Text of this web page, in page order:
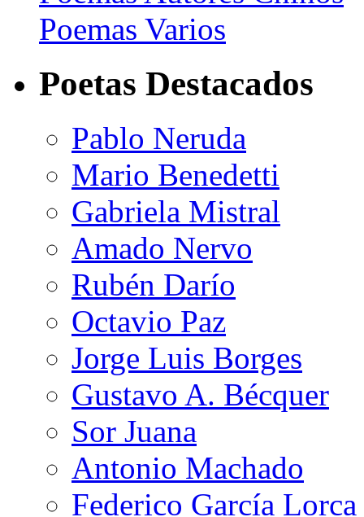
Poemas Varios
Poetas Destacados
Pablo Neruda
Mario Benedetti
Gabriela Mistral
Amado Nervo
Rubén Darío
Octavio Paz
Jorge Luis Borges
Gustavo A. Bécquer
Sor Juana
Antonio Machado
Federico García Lorca